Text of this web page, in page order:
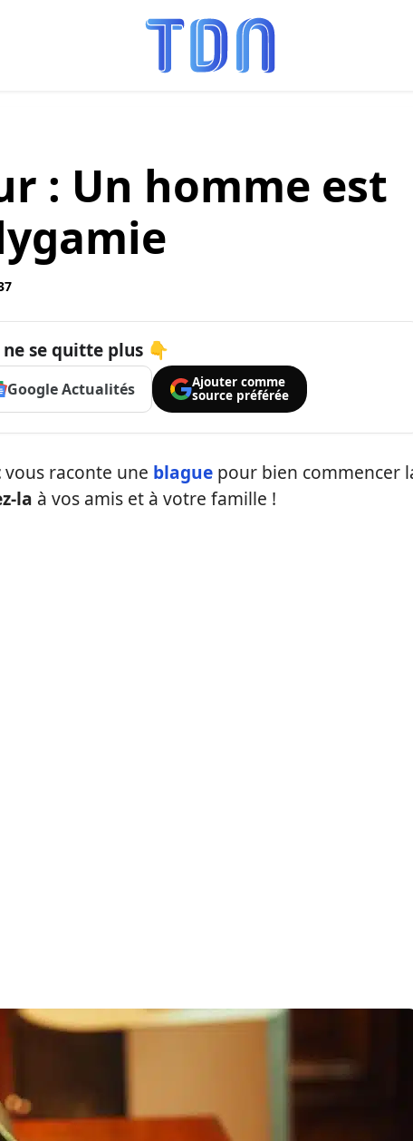
: Un homme est
ne se quitte plus 👇
Google Actualités
Ajouter comme
source préférée
vous raconte une blague pour bien commencer
la à vos amis et à votre famille !